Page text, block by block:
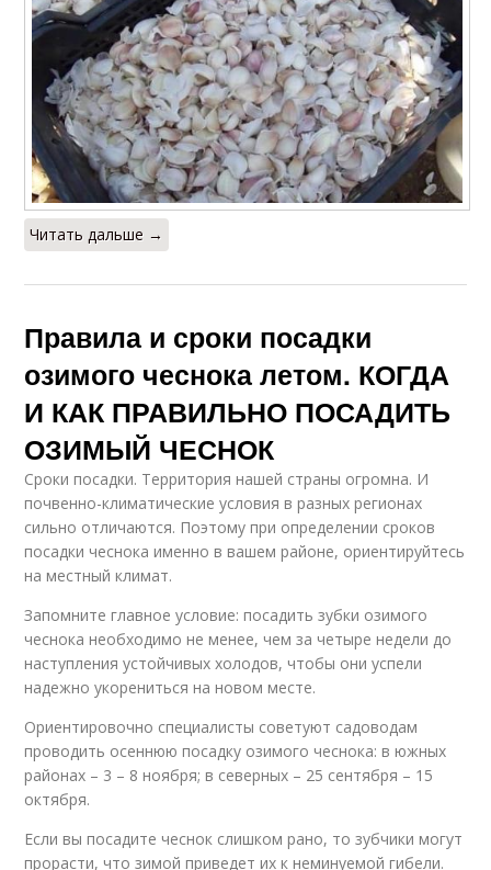
Читать дальше →
Правила и сроки посадки
озимого чеснока летом. КОГДА
И КАК ПРАВИЛЬНО ПОСАДИТЬ
ОЗИМЫЙ ЧЕСНОК
Сроки посадки. Территория нашей страны огромна. И
почвенно-климатические условия в разных регионах
сильно отличаются. Поэтому при определении сроков
посадки чеснока именно в вашем районе, ориентируйтесь
на местный климат.
Запомните главное условие: посадить зубки озимого
чеснока необходимо не менее, чем за четыре недели до
наступления устойчивых холодов, чтобы они успели
надежно укорениться на новом месте.
Ориентировочно специалисты советуют садоводам
проводить осеннюю посадку озимого чеснока: в южных
районах – 3 – 8 ноября; в северных – 25 сентября – 15
октября.
Если вы посадите чеснок слишком рано, то зубчики могут
прорасти, что зимой приведет их к неминуемой гибели.